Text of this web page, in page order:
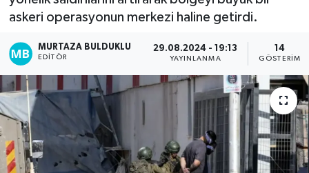
askeri operasyonun merkezi haline getirdi.
MURTAZA BULDUKLU
EDITÖR
29.08.2024 - 19:13
YAYINLANMA
14
GÖSTERIM
Magazin
Yaşam